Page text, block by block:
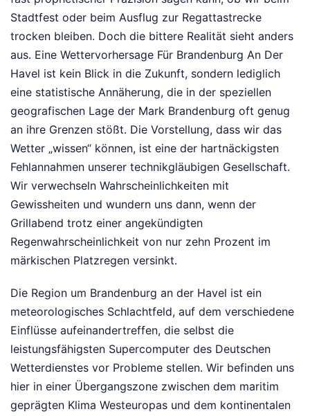
Stadtfest oder beim Ausflug zur Regattastrecke
trocken bleiben. Doch die bittere Realität sieht anders
aus. Eine Wettervorhersage Für Brandenburg An Der
Havel ist kein Blick in die Zukunft, sondern lediglich
eine statistische Annäherung, die in der speziellen
geografischen Lage der Mark Brandenburg oft genug
an ihre Grenzen stößt. Die Vorstellung, dass wir das
Wetter „wissen“ können, ist eine der hartnäckigsten
Fehlannahmen unserer technikgläubigen Gesellschaft.
Wir verwechseln Wahrscheinlichkeiten mit
Gewissheiten und wundern uns dann, wenn der
Grillabend trotz einer angekündigten
Regenwahrscheinlichkeit von nur zehn Prozent im
märkischen Platzregen versinkt.
Die Region um Brandenburg an der Havel ist ein
meteorologisches Schlachtfeld, auf dem verschiedene
Einflüsse aufeinandertreffen, die selbst die
leistungsfähigsten Supercomputer des Deutschen
Wetterdienstes vor Probleme stellen. Wir befinden uns
hier in einer Übergangszone zwischen dem maritim
geprägten Klima Westeuropas und dem kontinentalen